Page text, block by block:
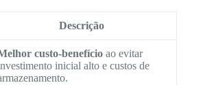
Descrição
custo-benefício ao evitar
inicial alto e custos de